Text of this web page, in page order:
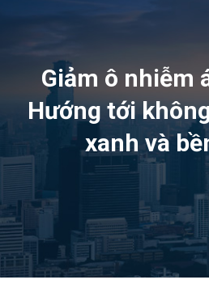
Giảm ô nhiễm
Hướng tới
xanh và